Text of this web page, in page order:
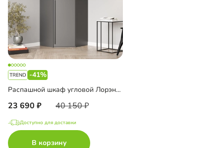
-41%
Распашной шкаф угловой Лорэна-900
23 690 40 150
Доступно для доставки
В корзину